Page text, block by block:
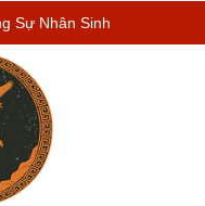
Sự Nhân Sinh